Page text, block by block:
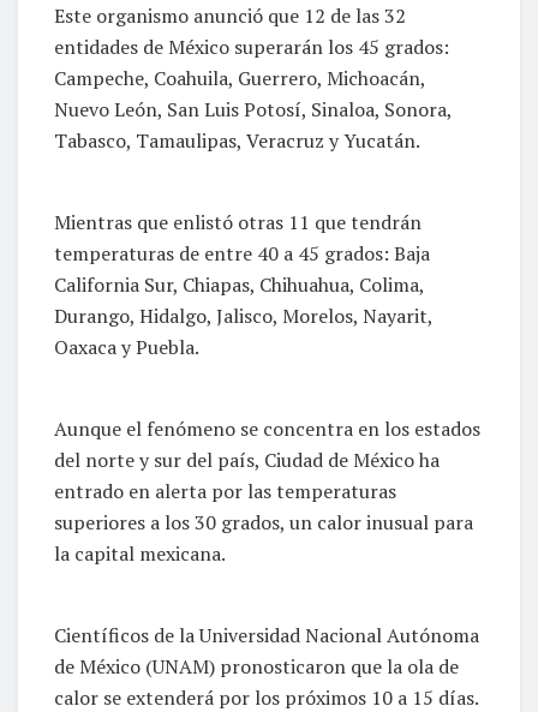
Este organismo anunció que 12 de las 32
entidades de México superarán los 45 grados:
Campeche, Coahuila, Guerrero, Michoacán,
Nuevo León, San Luis Potosí, Sinaloa, Sonora,
Tabasco, Tamaulipas, Veracruz y Yucatán.
Mientras que enlistó otras 11 que tendrán
temperaturas de entre 40 a 45 grados: Baja
California Sur, Chiapas, Chihuahua, Colima,
Durango, Hidalgo, Jalisco, Morelos, Nayarit,
Oaxaca y Puebla.
Aunque el fenómeno se concentra en los estados
del norte y sur del país, Ciudad de México ha
entrado en alerta por las temperaturas
superiores a los 30 grados, un calor inusual para
la capital mexicana.
Científicos de la Universidad Nacional Autónoma
de México (UNAM) pronosticaron que la ola de
calor se extenderá por los próximos 10 a 15 días.